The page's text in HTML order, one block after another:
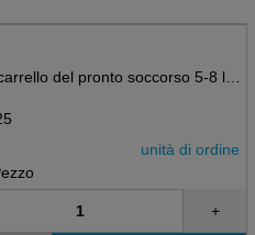
del pronto soccorso 5-8 litri
x 380mm, grigio
unità di ordine
+